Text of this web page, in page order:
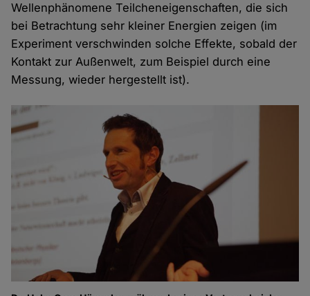
Wellenphänomene Teilcheneigenschaften, die sich
bei Betrachtung sehr kleiner Energien zeigen (im
Experiment verschwinden solche Effekte, sobald der
Kontakt zur Außenwelt, zum Beispiel durch eine
Messung, wieder hergestellt ist).